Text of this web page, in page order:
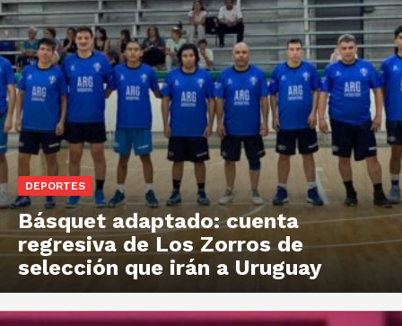
DEPORTES
Básquet adaptado: cuenta
regresiva de Los Zorros de
selección que irán a Uruguay